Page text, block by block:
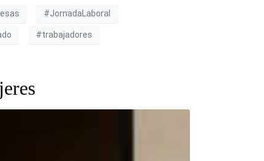
#JornadaLaboral
#trabajadores